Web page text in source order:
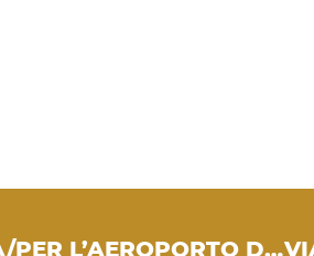
TRASFERIMENTI DI LUSSO DA/PER L’AEROPORTO DI MALPENSA